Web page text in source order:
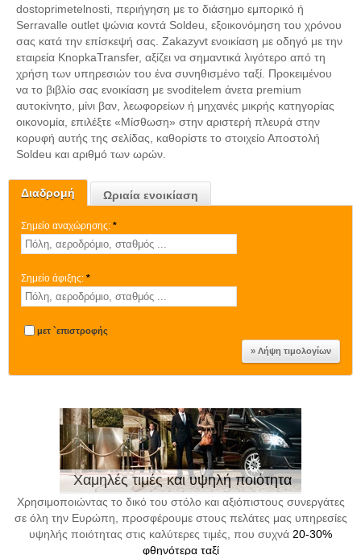
Διαδρομή Ωριαία ενοικίαση
Σημείο αναχώρησης: *
Σημείο άφιξης: *
μετ `επιστροφής
Χαμηλές τιμές και υψηλή ποιότητα
Χρησιμοποιώντας το δικό του στόλο και αξιόπιστους συνεργάτες
σε όλη την Ευρώπη, προσφέρουμε στους πελάτες μας υπηρεσίες
υψηλής ποιότητας στις καλύτερες τιμές, που συχνά 20-30%
φθηνότερα ταξί
dostoprimetelnosti, περιήγηση με το διάσημο εμπορικό ή
Serravalle outlet ψώνια κοντά Soldeu, εξοικονόμηση του χρόνου
σας κατά την επίσκεψή σας. Zakazyvt ενοικίαση με οδηγό με την
εταιρεία KnopkaTransfer, αξίζει να σημαντικά λιγότερο από τη
χρήση των υπηρεσιών του ένα συνηθισμένο ταξί. Προκειμένου
να το βιβλίο σας ενοικίαση με svoditelem άνετα premium
αυτοκίνητο, μίνι βαν, λεωφορείων ή μηχανές μικρής κατηγορίας
οικονομία, επιλέξτε «Μίσθωση» στην αριστερή πλευρά στην
κορυφή αυτής της σελίδας, καθορίστε το στοιχείο Αποστολή
Soldeu και αριθμό των ωρών.